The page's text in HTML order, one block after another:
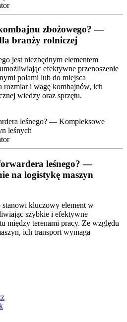
zbożowego? —
branży rolniczej
jest niezbędnym elementem
efektywne przenoszenie
polami lub do miejsca
rozmiar i wagę kombajnów, ich
wiedzy oraz sprzętu.
leśnego? —
na logistykę maszyn
stanowi kluczowy element w
szybkie i efektywne
między terenami pracy. Ze względu
ich transport wymaga